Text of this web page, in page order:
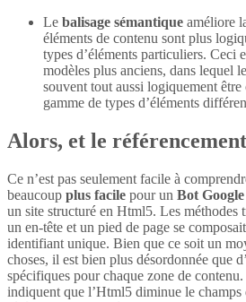
Le balisage sémantique améliore
éléments de contenu sont plus
types d’éléments particuliers. Ceci
modèles plus anciens, dans lequel
souvent tout aussi logiquement être
gamme de types d’éléments
Alors, et le
Ce n’est pas seulement facile à
beaucoup plus facile pour un Bot Google
un site structuré en Html5. Les
un en-tête et un pied de page se
identifiant unique. Bien que ce soit un
choses, il est bien plus désordonnée que
spécifiques pour chaque zone de
indiquent que l’Html5 diminue le champs